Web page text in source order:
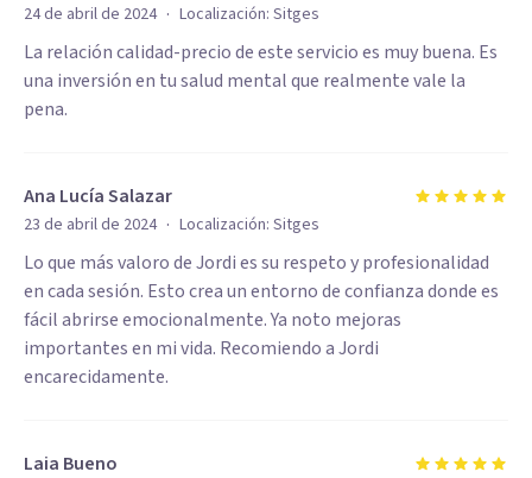
24 de abril de 2024 · Localización: Sitges
La relación calidad-precio de este servicio es muy buena. Es
una inversión en tu salud mental que realmente vale la
pena.
Ana Lucía Salazar
23 de abril de 2024 · Localización: Sitges
Lo que más valoro de Jordi es su respeto y profesionalidad
en cada sesión. Esto crea un entorno de confianza donde es
fácil abrirse emocionalmente. Ya noto mejoras
importantes en mi vida. Recomiendo a Jordi
encarecidamente.
Laia Bueno